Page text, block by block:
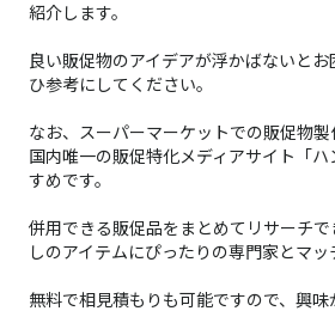
紹介します。
良い販促物のアイデアが浮かばないと
ひ参考にしてください。
なお、スーパーマーケットでの販促物製
国内唯一の販促特化メディアサイト「
すめです。
併用できる販促品をまとめてリサーチ
しのアイテムにぴったりの専門家とマッ
無料で相見積もりも可能ですので、興